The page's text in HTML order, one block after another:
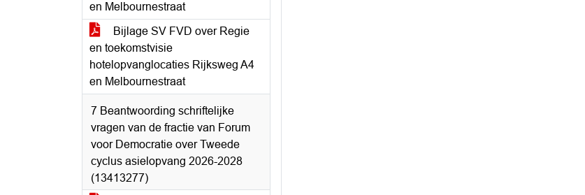
en Melbournestraat
Bijlage SV FVD over Regie
en toekomstvisie
hotelopvanglocaties Rijksweg A4
en Melbournestraat
7 Beantwoording schriftelijke
vragen van de fractie van Forum
voor Democratie over Tweede
cyclus asielopvang 2026-2028
(13413277)